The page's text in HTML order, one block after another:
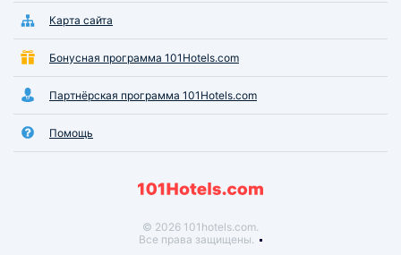
Карта сайта
Бонусная программа 101Hotels.com
Партнёрская программа 101Hotels.com
Помощь
© 2026 101hotels.com.
Все права защищены.